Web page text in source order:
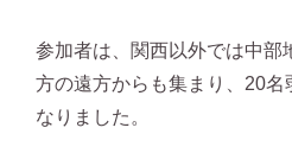
参加者は、関西以外では中部
方の遠方からも集まり、20名
なりました。